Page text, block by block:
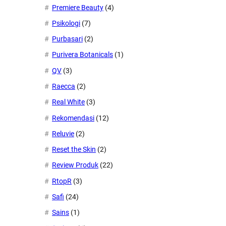
Premiere Beauty (4)
Psikologi (7)
Purbasari (2)
Purivera Botanicals (1)
QV (3)
Raecca (2)
Real White (3)
Rekomendasi (12)
Reluvie (2)
Reset the Skin (2)
Review Produk (22)
RtopR (3)
Safi (24)
Sains (1)